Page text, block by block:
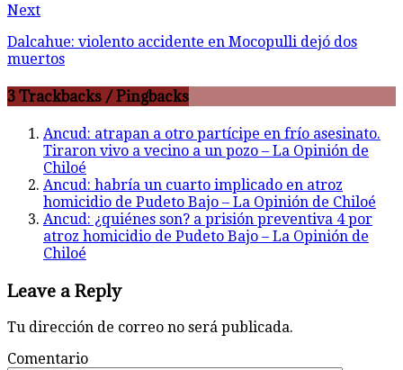
Next
Dalcahue: violento accidente en Mocopulli dejó dos
muertos
3 Trackbacks / Pingbacks
Ancud: atrapan a otro partícipe en frío asesinato.
Tiraron vivo a vecino a un pozo – La Opinión de
Chiloé
Ancud: habría un cuarto implicado en atroz
homicidio de Pudeto Bajo – La Opinión de Chiloé
Ancud: ¿quiénes son? a prisión preventiva 4 por
atroz homicidio de Pudeto Bajo – La Opinión de
Chiloé
Leave a Reply
Tu dirección de correo no será publicada.
Comentario